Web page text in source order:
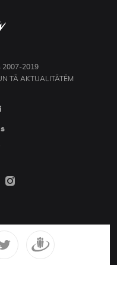
2007-2019
TĀ AKTUALITĀTĒM